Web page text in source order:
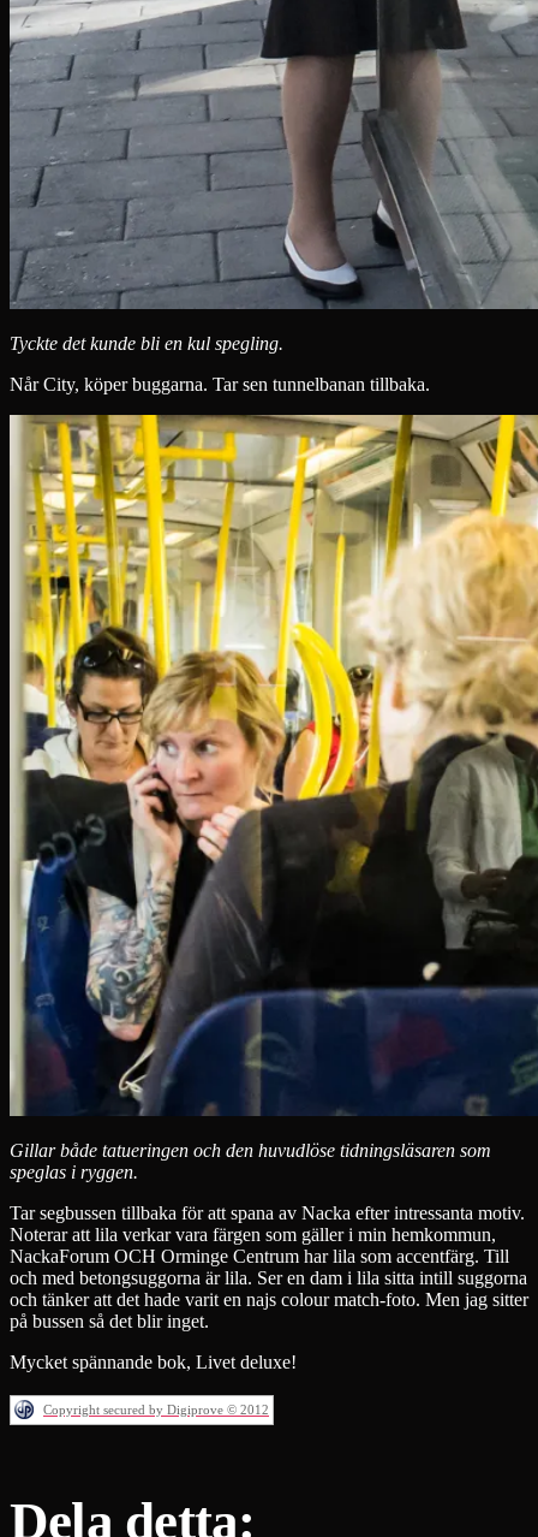
Tyckte det kunde bli en kul spegling.
Når City, köper buggarna. Tar sen tunnelbanan tillbaka.
Gillar både tatueringen och den huvudlöse tidningsläsaren som
speglas i ryggen.
Tar segbussen tillbaka för att spana av Nacka efter intressanta motiv.
Noterar att lila verkar vara färgen som gäller i min hemkommun,
NackaForum OCH Orminge Centrum har lila som accentfärg. Till
och med betongsuggorna är lila. Ser en dam i lila sitta intill suggorna
och tänker att det hade varit en najs colour match-foto. Men jag sitter
på bussen så det blir inget.
Mycket spännande bok, Livet deluxe!
Copyright secured by Digiprove © 2012
Dela detta: